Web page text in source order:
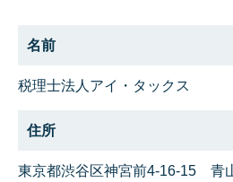
名前
税理士法人アイ・タックス
住所
東京都渋谷区神宮前4-16-15 青